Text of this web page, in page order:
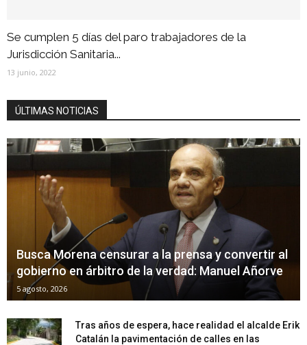
Se cumplen 5 días del paro trabajadores de la
Jurisdicción Sanitaria...
13 junio, 2022
ÚLTIMAS NOTICIAS
Busca Morena censurar a la prensa y convertir al
gobierno en árbitro de la verdad: Manuel Añorve
5 agosto, 2026
Tras años de espera, hace realidad el alcalde Erik
Catalán la pavimentación de calles en las